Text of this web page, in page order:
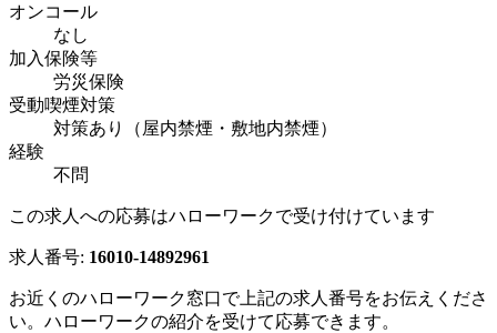
オンコール
なし
加入保険等
労災保険
受動喫煙対策
対策あり（屋内禁煙・敷地内禁煙）
経験
不問
この求人への応募はハローワークで受け付けています
求人番号: 16010-14892961
お近くのハローワーク窓口で上記の求人番号をお伝えくださ
い。ハローワークの紹介を受けて応募できます。